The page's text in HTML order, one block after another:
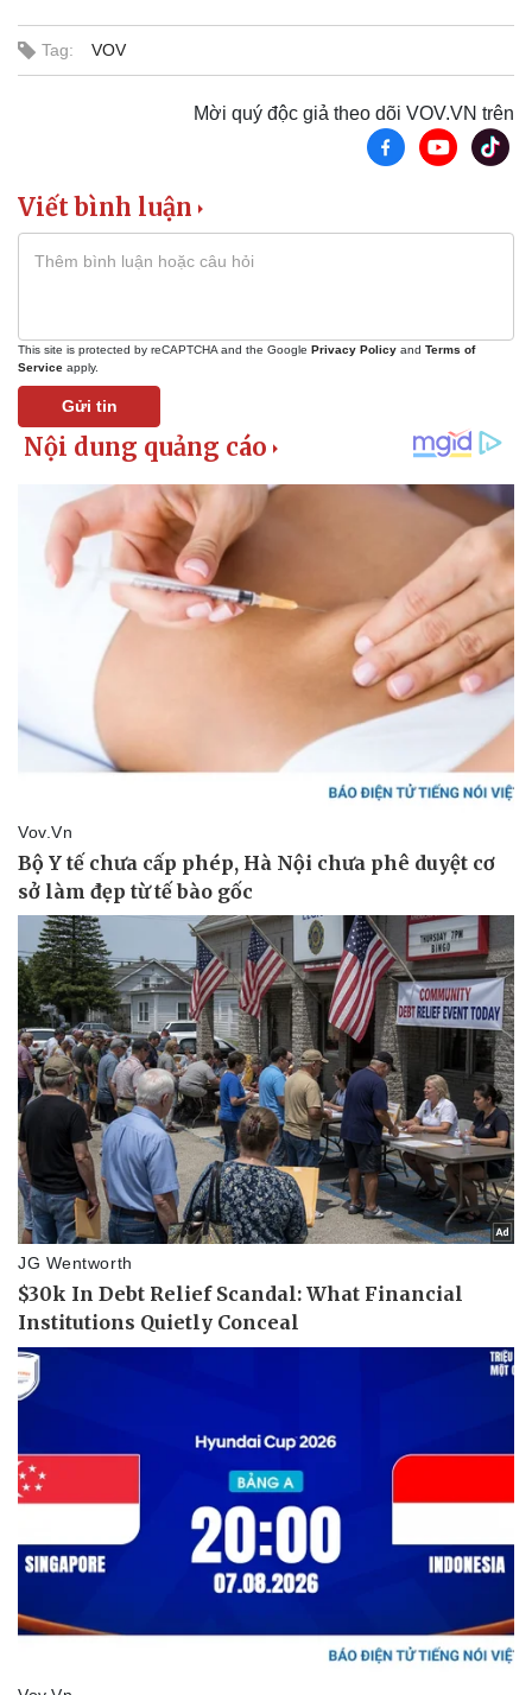
Văn hóa
Sân khấu - Điện ảnh
Văn học
Âm nhạc
Di sản
Giải trí
Nghệ sĩ
Thời trang
Sao Việt
Tag: VOV
Mời quý độc giả theo dõi VOV.VN trên
Viết bình luận
This site is protected by reCAPTCHA and the Google Privacy Policy and Terms of
Service apply.
Gửi tin